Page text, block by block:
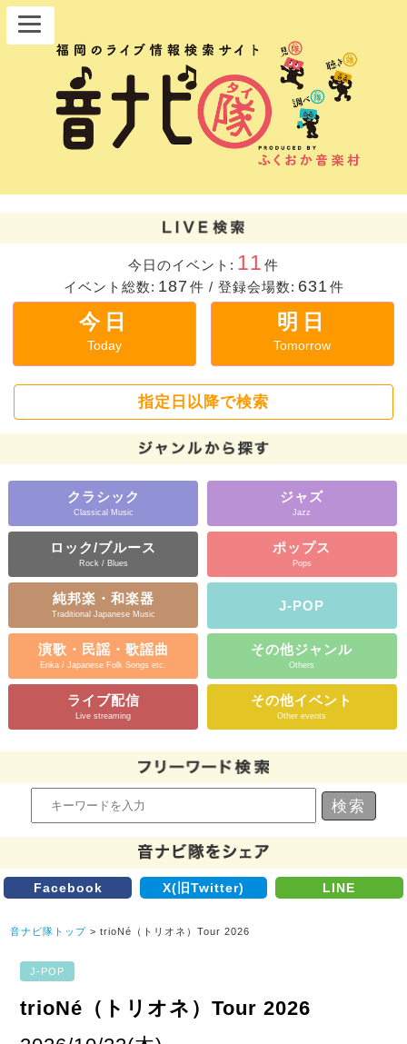
今日のイベント: 11 件
イベント総数: 187 件 / 登録会場数: 631 件
今日
Today
明日
Tomorrow
指定日以降で検索
クラシック
Classical Music
ジャズ
Jazz
ロック/ブルース
Rock / Blues
ポップス
Pops
純邦楽・和楽器
Traditional Japanese Music
J-POP
演歌・民謡・歌謡曲
Enka / Japanese Folk Songs etc.
その他ジャンル
Others
ライブ配信
Live streaming
その他イベント
Other events
Facebook X(旧Twitter) LINE
音ナビ隊トップ > trioNé（トリオネ）Tour 2026
J-POP
trioNé（トリオネ）Tour 2026